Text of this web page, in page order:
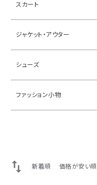
インフォメーション
ACCOUNT MENU
スカート
ジャケット・アウター
シューズ
ファッション小物
新着順 価格が安い順